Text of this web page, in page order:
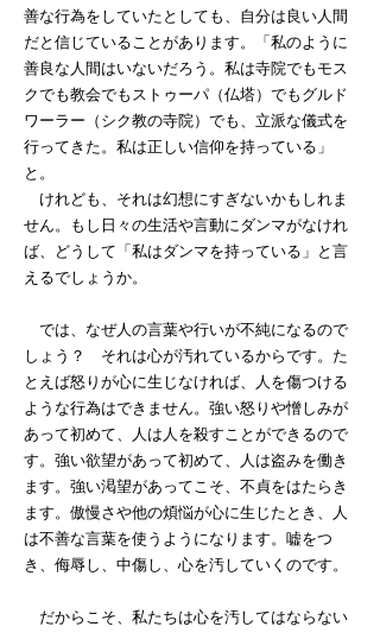
善な行為をしていたとしても、自分は良い人間
だと信じていることがあります。「私のように
善良な人間はいないだろう。私は寺院でもモス
クでも教会でもストゥーパ（仏塔）でもグルド
ワーラー（シク教の寺院）でも、立派な儀式を
行ってきた。私は正しい信仰を持っている」
と。
けれども、それは幻想にすぎないかもしれま
せん。もし日々の生活や言動にダンマがなけれ
ば、どうして「私はダンマを持っている」と言
えるでしょうか。
では、なぜ人の言葉や行いが不純になるので
しょう？ それは心が汚れているからです。た
とえば怒りが心に生じなければ、人を傷つける
ような行為はできません。強い怒りや憎しみが
あって初めて、人は人を殺すことができるので
す。強い欲望があって初めて、人は盗みを働き
ます。強い渇望があってこそ、不貞をはたらき
ます。傲慢さや他の煩悩が心に生じたとき、人
は不善な言葉を使うようになります。嘘をつ
き、侮辱し、中傷し、心を汚していくのです。
だからこそ、私たちは心を汚してはならない